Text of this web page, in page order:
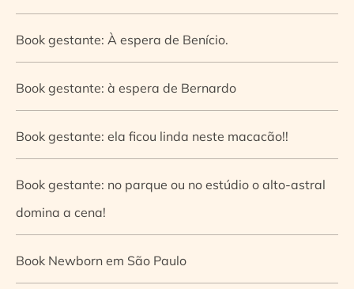
Book gestante: À espera de Benício.
Book gestante: à espera de Bernardo
Book gestante: ela ficou linda neste macacão!!
Book gestante: no parque ou no estúdio o alto-astral
domina a cena!
Book Newborn em São Paulo